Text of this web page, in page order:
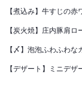
【煮込み】牛すじの
【炭火焼】庄内豚肩
【〆】泡泡ふわふわな
【デザート】ミニデザ